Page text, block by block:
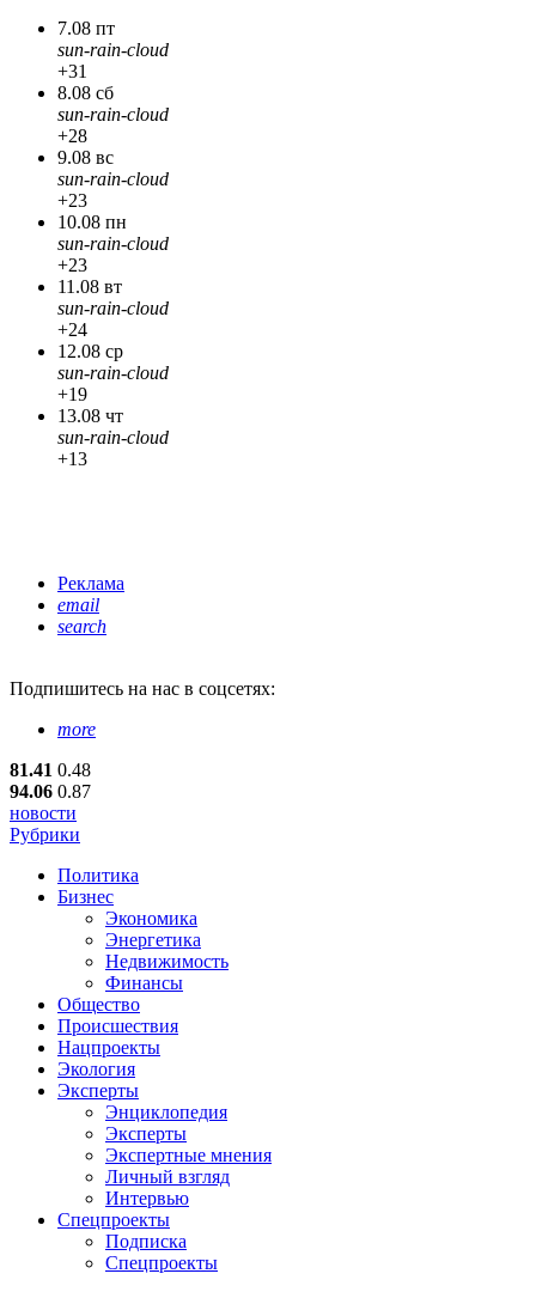
7.08 пт
sun-rain-cloud
+31
8.08 сб
sun-rain-cloud
+28
9.08 вс
sun-rain-cloud
+23
10.08 пн
sun-rain-cloud
+23
11.08 вт
sun-rain-cloud
+24
12.08 ср
sun-rain-cloud
+19
13.08 чт
sun-rain-cloud
+13
Реклама
email
search
Подпишитесь на нас в соцсетях:
more
81.41 0.48
94.06 0.87
новости
Рубрики
Политика
Бизнес
Экономика
Энергетика
Недвижимость
Финансы
Общество
Происшествия
Нацпроекты
Экология
Эксперты
Энциклопедия
Эксперты
Экспертные мнения
Личный взгляд
Интервью
Спецпроекты
Подписка
Спецпроекты